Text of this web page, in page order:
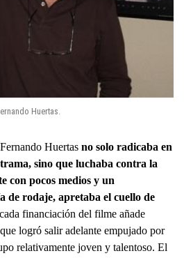
Huertas.
Huertas no solo radicaba en
sino que luchaba contra la
con pocos medios y un
de rodaje, apretaba el cuello de
financiación del filme añade
logró salir adelante empujado por
relativamente joven y talentoso. El